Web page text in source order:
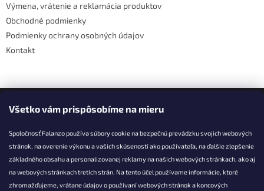
Všetko vám prispôsobíme na mieru
Spoločnosť Falanzo používa súbory cookie na bezpečnú prevádzku svojich webových
stránok, na overenie výkonu a vašich skúseností ako používateľa, na ďalšie zlepšenie
základného obsahu a personalizovanej reklamy na našich webových stránkach, ako aj
na webových stránkach tretích strán. Na tento účel používame informácie, ktoré
zhromažďujeme, vrátane údajov o používaní webových stránok a koncových
Výmena, vrátenie a reklamácia produktov
Obchodné podmienky
Podmienky ochrany osobných údajov
Kontakt
Facebook
KONTAKT
info@falanzo.sk